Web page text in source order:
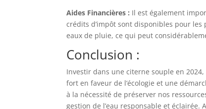
Aides Financières : Il est également
crédits d’impôt sont disponibles pour
eaux de pluie, ce qui peut
Conclusion :
Investir dans une citerne souple en 2024,
fort en faveur de l’écologie et une
à la nécessité de préserver nos
gestion de l’eau responsable et